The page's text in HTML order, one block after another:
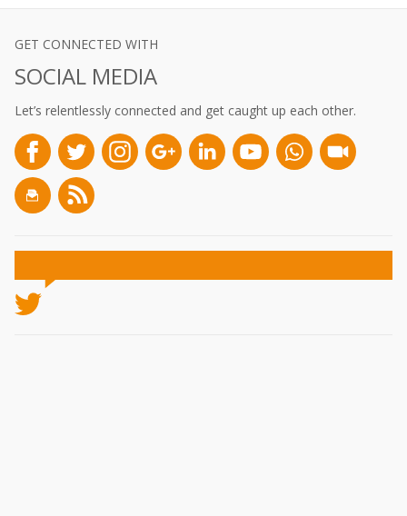
GET CONNECTED WITH
SOCIAL MEDIA
Let’s relentlessly connected and get caught up each other.